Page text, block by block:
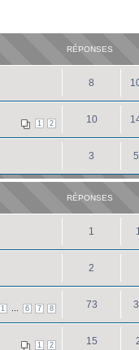
RÉPONSES
8
1 2 10
3
RÉPONSES
1
2
1 6 7 8 73
1 2 15